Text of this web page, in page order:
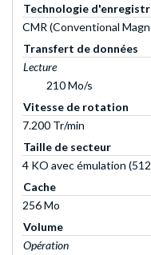
Technologie
CMR (Conventional
Transfert de données
Lecture
210 Mo/s
Vitesse de rotation
7.200 Tr/min
Taille de secteur
4 KO avec émulation
Cache
256 Mo
Volume
Opération